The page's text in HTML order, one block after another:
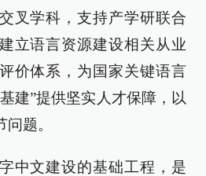
叉学科，支持产学研联合
立语言资源建设相关从业
价体系，为国家关键语言
建”提供坚实人才保障，以
题。
中文建设的基础工程，是